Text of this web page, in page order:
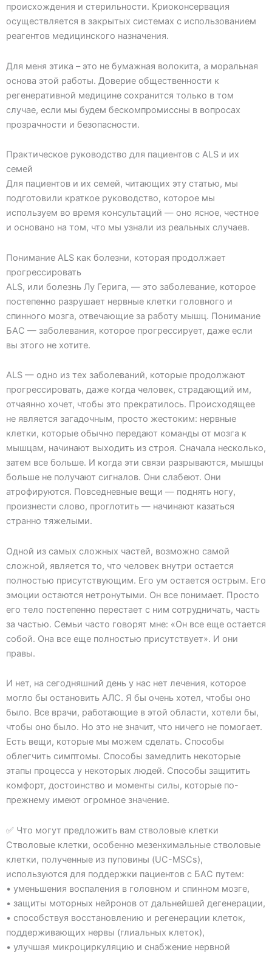
происхождения и стерильности. Криоконсервация
осуществляется в закрытых системах с использованием
реагентов медицинского назначения.
Для меня этика – это не бумажная волокита, а моральная
основа этой работы. Доверие общественности к
регенеративной медицине сохранится только в том
случае, если мы будем бескомпромиссны в вопросах
прозрачности и безопасности.
Практическое руководство для пациентов с ALS и их
семей
Для пациентов и их семей, читающих эту статью, мы
подготовили краткое руководство, которое мы
используем во время консультаций — оно ясное, честное
и основано на том, что мы узнали из реальных случаев.
Понимание АLS как болезни, которая продолжает
прогрессировать
ALS, или болезнь Лу Герига, — это заболевание, которое
постепенно разрушает нервные клетки головного и
спинного мозга, отвечающие за работу мышц. Понимание
БАС — заболевания, которое прогрессирует, даже если
вы этого не хотите.
ALS — одно из тех заболеваний, которые продолжают
прогрессировать, даже когда человек, страдающий им,
отчаянно хочет, чтобы это прекратилось. Происходящее
не является загадочным, просто жестоким: нервные
клетки, которые обычно передают команды от мозга к
мышцам, начинают выходить из строя. Сначала несколько,
затем все больше. И когда эти связи разрываются, мышцы
больше не получают сигналов. Они слабеют. Они
атрофируются. Повседневные вещи — поднять ногу,
произнести слово, проглотить — начинают казаться
странно тяжелыми.
Одной из самых сложных частей, возможно самой
сложной, является то, что человек внутри остается
полностью присутствующим. Его ум остается острым. Его
эмоции остаются нетронутыми. Он все понимает. Просто
его тело постепенно перестает с ним сотрудничать, часть
за частью. Семьи часто говорят мне: «Он все еще остается
собой. Она все еще полностью присутствует». И они
правы.
И нет, на сегодняшний день у нас нет лечения, которое
могло бы остановить АЛС. Я бы очень хотел, чтобы оно
было. Все врачи, работающие в этой области, хотели бы,
чтобы оно было. Но это не значит, что ничего не помогает.
Есть вещи, которые мы можем сделать. Способы
облегчить симптомы. Способы замедлить некоторые
этапы процесса у некоторых людей. Способы защитить
комфорт, достоинство и моменты силы, которые по-
прежнему имеют огромное значение.
✅ Что могут предложить вам стволовые клетки
Стволовые клетки, особенно мезенхимальные стволовые
клетки, полученные из пуповины (UC-MSCs),
используются для поддержки пациентов с БАС путем:
• уменьшения воспаления в головном и спинном мозге,
• защиты моторных нейронов от дальнейшей дегенерации,
• способствуя восстановлению и регенерации клеток,
поддерживающих нервы (глиальных клеток),
• улучшая микроциркуляцию и снабжение нервной